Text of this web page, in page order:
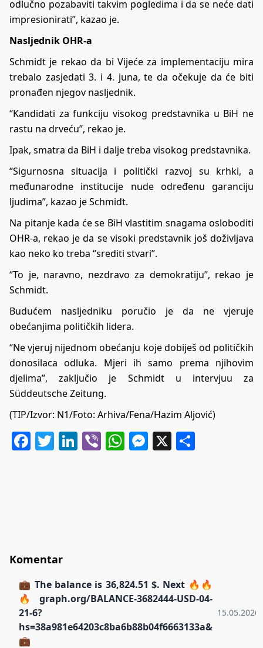
odlučno pozabaviti takvim pogledima i da se neće dati
impresionirati”, kazao je.
Nasljednik OHR-a
Schmidt je rekao da bi Vijeće za implementaciju mira
trebalo zasjedati 3. i 4. juna, te da očekuje da će biti
pronađen njegov nasljednik.
“Kandidati za funkciju visokog predstavnika u BiH ne
rastu na drveću”, rekao je.
Ipak, smatra da BiH i dalje treba visokog predstavnika.
“Sigurnosna situacija i politički razvoj su krhki, a
međunarodne institucije nude određenu garanciju
ljudima”, kazao je Schmidt.
Na pitanje kada će se BiH vlastitim snagama osloboditi
OHR-a, rekao je da se visoki predstavnik još doživljava
kao neko ko treba “srediti stvari”.
“To je, naravno, nezdravo za demokratiju”, rekao je
Schmidt.
Budućem nasljedniku poručio je da ne vjeruje
obećanjima političkih lidera.
“Ne vjeruj nijednom obećanju koje dobiješ od političkih
donosilaca odluka. Mjeri ih samo prema njihovim
djelima”, zaključio je Schmidt u intervjuu za
Süddeutsche Zeitung.
(TIP/Izvor: N1/Foto: Arhiva/Fena/Hazim Aljović)
Facebook
Twitter
LinkedIn
ViberWhatsApp
Messenger
X
Komentar
💼 The balance is 36,824.51 $. Next 🔥🔥
🔥 graph.org/BALANCE-3682444-USD-04-
21-6?
hs=38a981e64203c8ba6b88b04f6663133a&
💼
15.05.2026.